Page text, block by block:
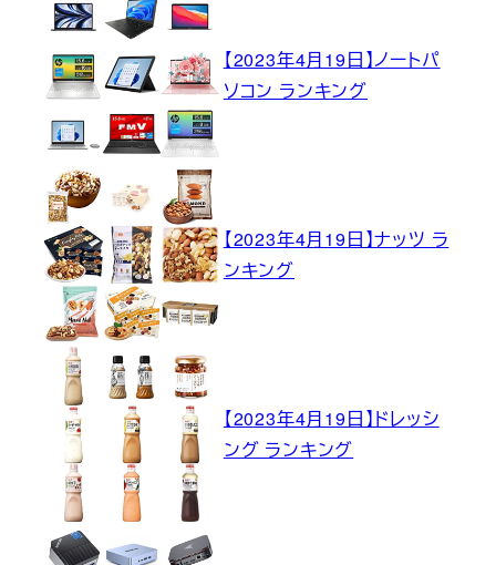
【2023年4月19日】ノートパ
ソコン ランキング
【2023年4月19日】ナッツ ラ
ンキング
【2023年4月19日】ドレッシ
ング ランキング